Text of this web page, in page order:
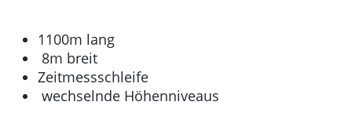
1100m lang
8m breit
Zeitmessschleife
wechselnde Höhenniveaus